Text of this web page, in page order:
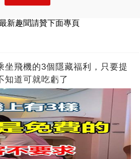
新趣聞請贊下面專頁
坐飛機的3個隱藏福利，只要提
知道可就吃虧了